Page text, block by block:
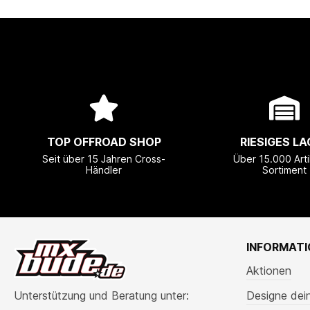
TOP OFFROAD SHOP
Seit über 15 Jahren Cross-
Händler
RIESIGES
Über 15.000
Sortiment
Unterstützung und Beratung unter:
Aktionen
Designe